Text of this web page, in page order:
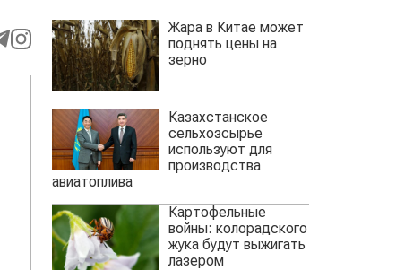
Жара в Китае может
поднять цены на
зерно
Казахстанское
сельхозсырье
используют для
производства
авиатоплива
Картофельные
войны: колорадского
жука будут выжигать
лазером